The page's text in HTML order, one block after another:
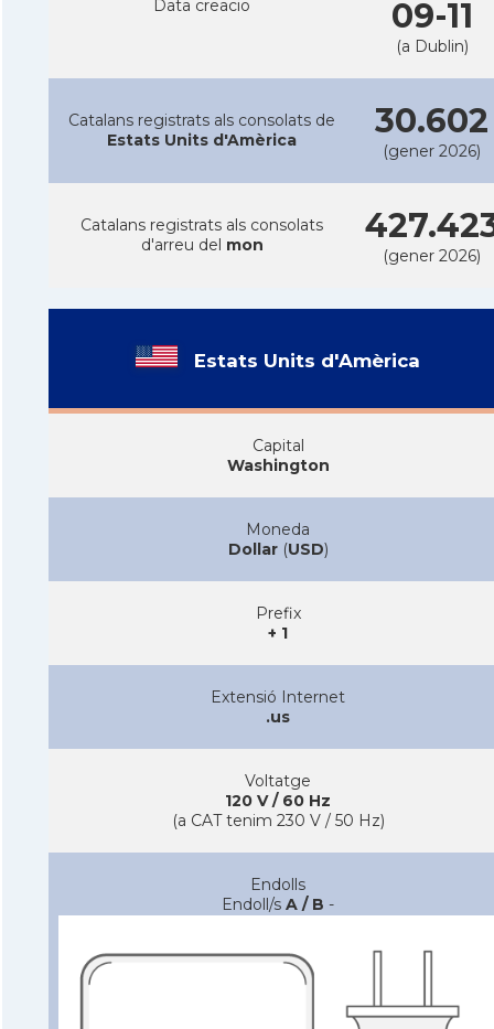
Data creacio
09-11
(a Dublin)
Catalans registrats als consolats de
Estats Units d'Amèrica
30.602
(gener 2026)
Catalans registrats als consolats
d'arreu del mon
(gener 2026)
Estats Units d'Amèrica
Capital
Washington
Moneda
Dollar(USD)
Prefix
+ 1
Extensió Internet
.us
Voltatge
120 V / 60 Hz
(a CAT tenim 230 V / 50 Hz)
Endolls
Endoll/s A / B -